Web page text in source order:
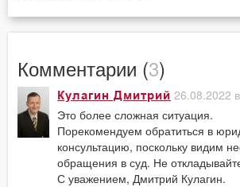
Комментарии (3)
Кулагин Дмитрий 26.08.2022
Это более сложная ситуация.
Порекомендуем обратиться в
консультацию, поскольку видим
обращения в суд. Не
С уважением, Дмитрий Кулагин.